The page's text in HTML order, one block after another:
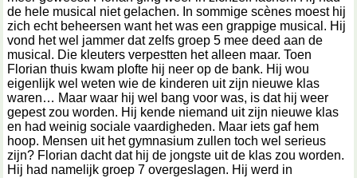
de hele musical niet gelachen. In sommige scènes moest hij
zich echt beheersen want het was een grappige musical. Hij
vond het wel jammer dat zelfs groep 5 mee deed aan de
musical. Die kleuters verpestten het alleen maar. Toen
Florian thuis kwam plofte hij neer op de bank. Hij wou
eigenlijk wel weten wie de kinderen uit zijn nieuwe klas
waren… Maar waar hij wel bang voor was, is dat hij weer
gepest zou worden. Hij kende niemand uit zijn nieuwe klas
en had weinig sociale vaardigheden. Maar iets gaf hem
hoop. Mensen uit het gymnasium zullen toch wel serieus
zijn? Florian dacht dat hij de jongste uit de klas zou worden.
Hij had namelijk groep 7 overgeslagen. Hij werd in